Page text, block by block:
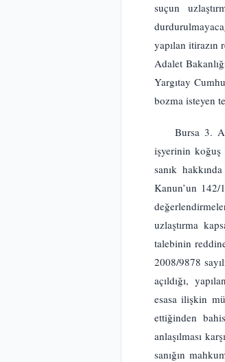
Ceza Hukuku -
suçun
yapılan
Adalet
Yargıtay
bozma isteyen
Bursa 3.
işyerinin koğuş
sanık
Kanun’un 142/
uzlaştırma
talebinin
2008/9878
açıldığı,
esasa ilişkin
ettiğinden
anlaşılması
sanığın